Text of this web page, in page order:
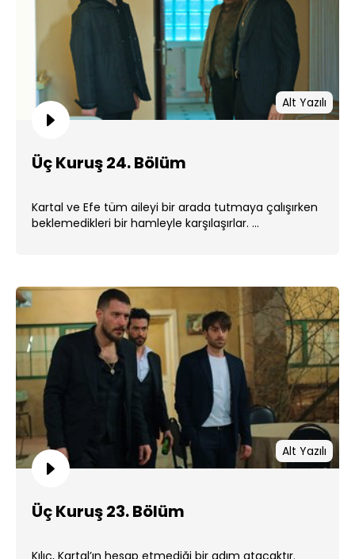
Alt Yazılı
Üç Kuruş 24. Bölüm
Kartal ve Efe tüm aileyi bir arada tutmaya çalışırken
beklemedikleri bir hamleyle karşılaşırlar. ...
Alt Yazılı
Üç Kuruş 23. Bölüm
Kılıç, Kartal’ın hesap etmediği bir adım atacaktır.